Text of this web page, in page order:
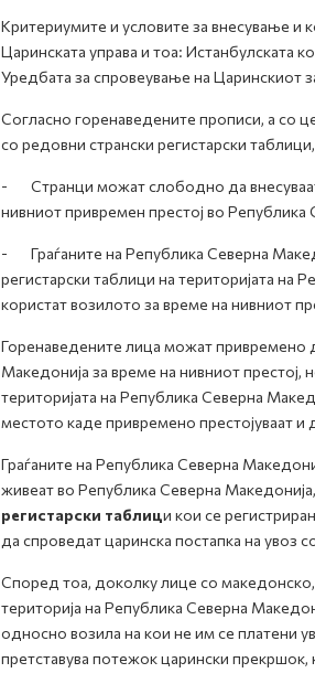
Критериумите и условите за внесување и
Царинската управа и тоа: Истанбулската
Уредбата за спровеување на Царинскиот
Согласно горенаведените прописи, а со
со редовни странски регистарски
- Странци можат слободно да внесуваат
нивниот привремен престој во Република
- Граѓаните на Република Северна
регистарски таблици на територијата на
користат возилото за време на нивниот
Горенаведените лица можат привремено
Македонија за време на нивниот
територијата на Република Северна
местото каде привремено престојуваат и
Граѓаните на Република Северна
живеат во Република Северна Македонија,
регистарски таблици кои се
да спроведат царинска постапка на увоз
Според тоа, доколку лице со
територија на Република Северна
односно возила на кои не им се платени
претставува потежок царински